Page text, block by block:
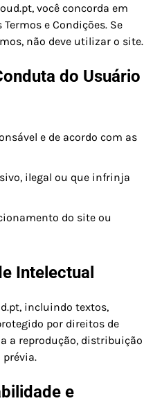
você concorda em
e Condições. Se
não deve utilizar o site.
do Usuário
e de acordo com as
ilegal ou que infrinja
do site ou
Intelectual
incluindo textos,
por direitos de
a reprodução, distribuição
e